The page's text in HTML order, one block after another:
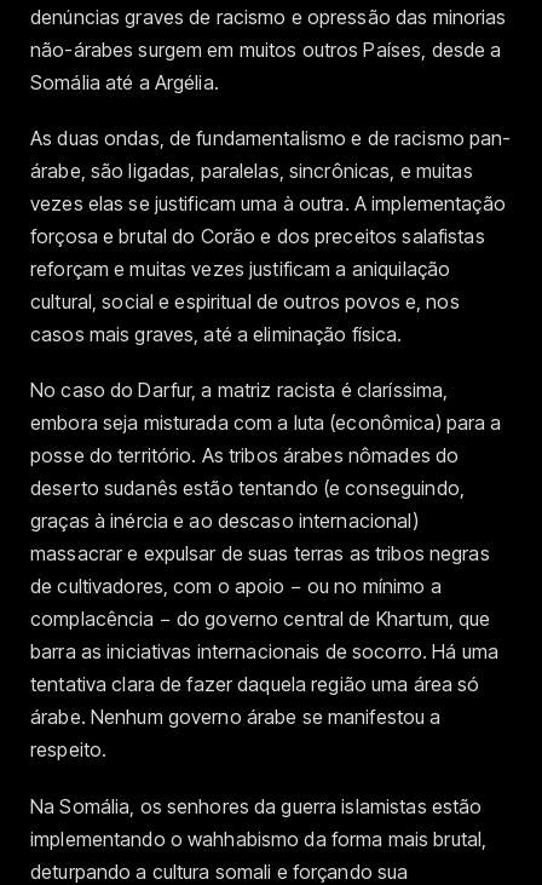
denúncias graves de racismo e opressão das minorias
não-árabes surgem em muitos outros Países, desde a
Somália até a Argélia.
As duas ondas, de fundamentalismo e de racismo pan-
árabe, são ligadas, paralelas, sincrônicas, e muitas
vezes elas se justificam uma à outra. A implementação
forçosa e brutal do Corão e dos preceitos salafistas
reforçam e muitas vezes justificam a aniquilação
cultural, social e espiritual de outros povos e, nos
casos mais graves, até a eliminação física.
No caso do Darfur, a matriz racista é claríssima,
embora seja misturada com a luta (econômica) para a
posse do território. As tribos árabes nômades do
deserto sudanês estão tentando (e conseguindo,
graças à inércia e ao descaso internacional)
massacrar e expulsar de suas terras as tribos negras
de cultivadores, com o apoio − ou no mínimo a
complacência − do governo central de Khartum, que
barra as iniciativas internacionais de socorro. Há uma
tentativa clara de fazer daquela região uma área só
árabe. Nenhum governo árabe se manifestou a
respeito.
Na Somália, os senhores da guerra islamistas estão
implementando o wahhabismo da forma mais brutal,
deturpando a cultura somali e forçando sua